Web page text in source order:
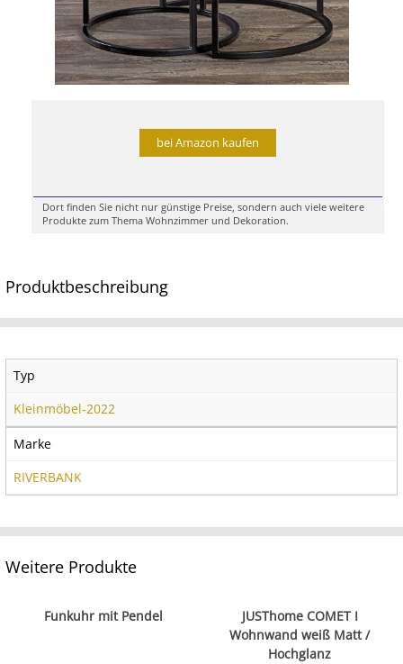
bei Amazon kaufen
Dort finden Sie nicht nur günstige Preise, sondern auch viele weitere
Produkte zum Thema Wohnzimmer und Dekoration.
Produktbeschreibung
Typ
Kleinmöbel-2022
Marke
RIVERBANK
Weitere Produkte
Funkuhr mit Pendel
JUSThome COMET I
Wohnwand weiß Matt /
Hochglanz